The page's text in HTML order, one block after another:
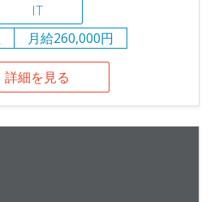
IT
月給260,000円
詳細を見る